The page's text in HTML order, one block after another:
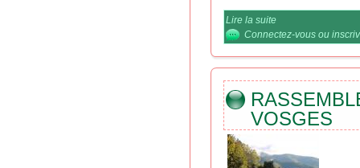
Lire la suite
Connectez-vous ou
VOSGES